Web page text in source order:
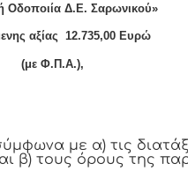
Οδοποιία Δ.Ε. Σαρωνικού»
αξίας 12.735,00 Ευρώ
(με Φ.Π.Α.),
με α) τις
και β) τους όρους της